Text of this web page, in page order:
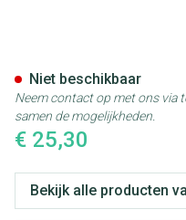
€ 25,30
Niet beschikbaar
Neem contact op met ons via
samen de mogelijkheden.
Bekijk alle producten